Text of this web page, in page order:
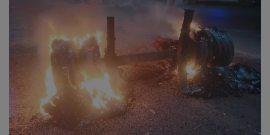
Contact
Dipotsav Special
આંતરરાષ્ટ્રીય
રાષ્ટ્રીય